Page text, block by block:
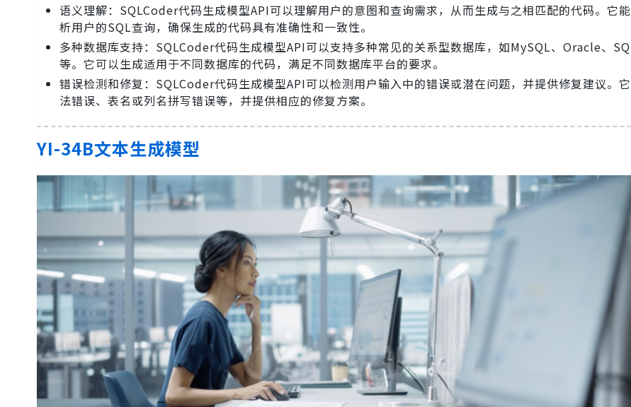
语义理解：SQLCoder代码生成模型API可以理解用户的意图和查询需求，从而生成与之相匹配的代码。它
析用户的SQL查询，确保生成的代码具有准确性和一致性。
多种数据库支持：SQLCoder代码生成模型API可以支持多种常见的关系型数据库，如MySQL、Oracle、
等。它可以生成适用于不同数据库的代码，满足不同数据库平台的要求。
错误检测和修复：SQLCoder代码生成模型API可以检测用户输入中的错误或潜在问题，并提供修复建议。
法错误、表名或列名拼写错误等，并提供相应的修复方案。
YI-34B文本生成模型